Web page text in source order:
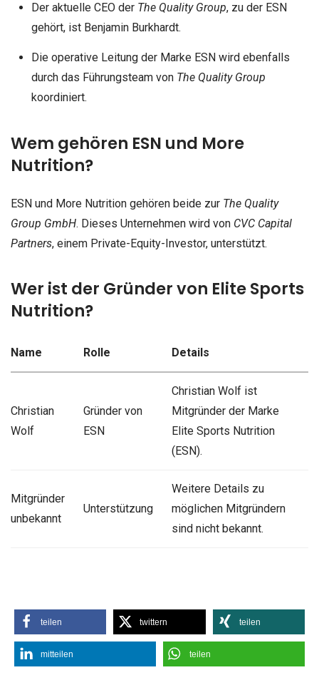
Der aktuelle CEO der The Quality Group, zu der ESN
gehört, ist Benjamin Burkhardt.
Die operative Leitung der Marke ESN wird ebenfalls
durch das Führungsteam von The Quality Group
koordiniert.
Wem gehören ESN und More
Nutrition?
ESN und More Nutrition gehören beide zur The Quality
Group GmbH. Dieses Unternehmen wird von CVC Capital
Partners, einem Private-Equity-Investor, unterstützt.
Wer ist der Gründer von Elite Sports
Nutrition?
Name Rolle Details
Christian
Wolf
Gründer von
ESN
Christian Wolf ist
Mitgründer der Marke
Elite Sports Nutrition
(ESN).
Mitgründer
unbekannt
Unterstützung
Weitere Details zu
möglichen Mitgründern
sind nicht bekannt.
teilen twittern teilen
mitteilen teilen